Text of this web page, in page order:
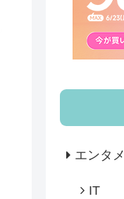
エンタメ
IT